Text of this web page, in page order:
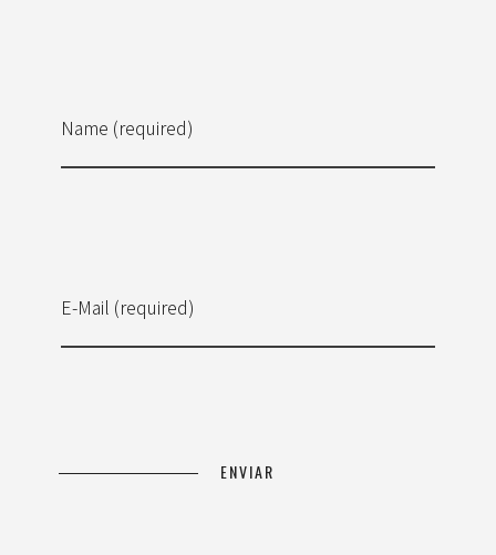
Name (required)
E-Mail (required)